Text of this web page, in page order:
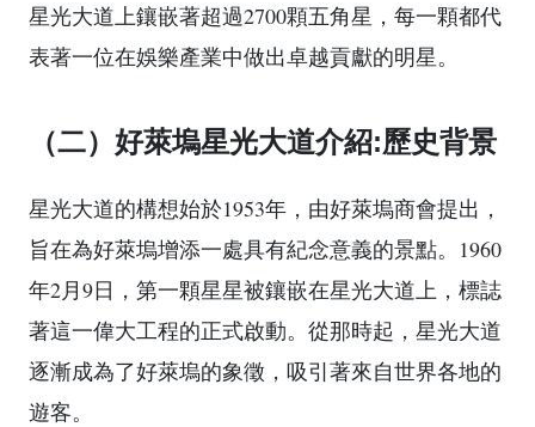
星光大道上鑲嵌著超過2700顆五角星，每一顆都代
表著一位在娛樂產業中做出卓越貢獻的明星。
（二）好萊塢星光大道介紹:歷史背景
星光大道的構想始於1953年，由好萊塢商會提出，
旨在為好萊塢增添一處具有紀念意義的景點。1960
年2月9日，第一顆星星被鑲嵌在星光大道上，標誌
著這一偉大工程的正式啟動。從那時起，星光大道
逐漸成為了好萊塢的象徵，吸引著來自世界各地的
遊客。